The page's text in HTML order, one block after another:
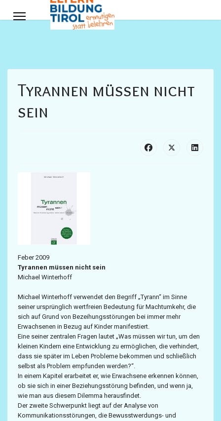
Tyrannen müssen nicht
sein
Feber 2009
Tyrannen müssen nicht sein
Michael Winterhoff
Michael Winterhoff verwendet den Begriff „Tyrann“ im Sinne
seiner ursprünglich wertfreien Bedeutung für Machtumkehr, die
sich auf Grund von Bezeihungsstörungen bei immer mehr
Erwachsenen in Bezug auf Kinder manifestiert.
Eine seiner zentralen Fragen lautet „Was müssen wir tun, um den
kleinen Kindern eine Entwicklung zu ermöglichen, die verhindert,
dass sie später im Leben Probleme bekommen und schließlich
selbst als Problem empfunden werden?“.
In einem Kapitel erarbeitet er, wie Erwachsene erkennen können,
ob sie sich in einer Beziehungsstörung befinden, und wenn ja,
wie man aus diesem Dilemma herausfindet.
Der zweite Schwerpunkt liegt auf der Analyse von
Kommunikationsstörungen, die Bewusstwerdungs- und